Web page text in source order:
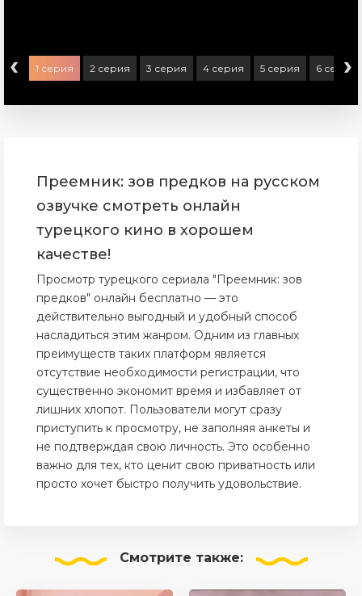
‹ 1 серия 2 серия 3 серия 4 серия 5 серия 6 серия
›
Преемник: зов предков на русском
озвучке смотреть онлайн
турецкого кино в хорошем
качестве!
Просмотр турецкого сериала "Преемник: зов
предков" онлайн бесплатно — это
действительно выгодный и удобный способ
насладиться этим жанром. Одним из главных
преимуществ таких платформ является
отсутствие необходимости регистрации, что
существенно экономит время и избавляет от
лишних хлопот. Пользователи могут сразу
приступить к просмотру, не заполняя анкеты и
не подтверждая свою личность. Это особенно
важно для тех, кто ценит свою приватность или
просто хочет быстро получить удовольствие.
Смотрите также: